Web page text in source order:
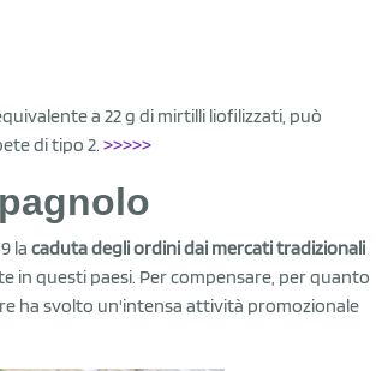
a 22 g di mirtilli liofilizzati, può
di tipo 2. >>>>>
la caduta degli ordini dai mercati tradizionali
in questi paesi. Per compensare, per quanto
ha svolto un'intensa attività promozionale